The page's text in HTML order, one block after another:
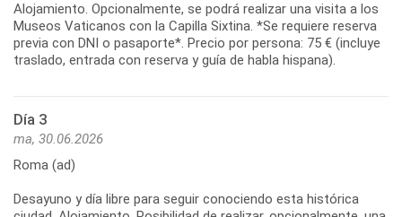
Alojamiento. Opcionalmente, se podrá realizar una visita a los
Museos Vaticanos con la Capilla Sixtina. *Se requiere reserva
previa con DNI o pasaporte*. Precio por persona: 75 € (incluye
Día 3
ma, 30.06.2026
Roma (ad)
Desayuno y día libre para seguir conociendo esta histórica